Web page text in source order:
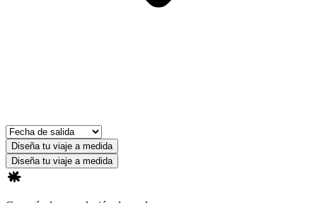
Diseña tu viaje a medida
Diseña tu viaje a medida